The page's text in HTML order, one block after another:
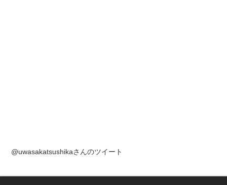
@uwasakatsushikaさんのツイート